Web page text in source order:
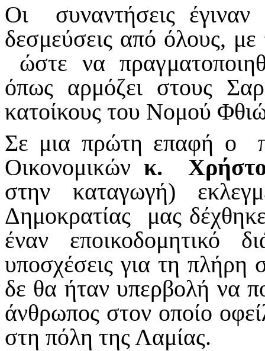
Οι συναντήσεις
δεσμεύσεις από όλους,
ώστε να
όπως αρμόζει στους
κατοίκους του Νομού
Σε μια πρώτη επαφή ο
Οικονομικών κ.
στην καταγωγή)
Δημοκρατίας μας
έναν εποικοδομητικό
υποσχέσεις για τη πλήρη
δε θα ήταν υπερβολή να
άνθρωπος στον οποίο
στη πόλη της Λαμίας.